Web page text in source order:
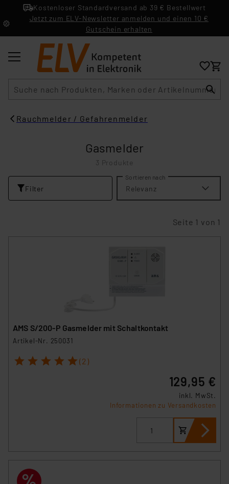
Kostenloser Standardversand ab 39 € Bestellwert
Jetzt zum ELV-Newsletter anmelden und einen 10 €
Gutschein erhalten
Rauchmelder / Gefahrenmelder
Gasmelder
3 Produkte
Filter
Sortieren nach
Relevanz
Seite 1 von 1
AMS S/200-P Gasmelder mit Schaltkontakt
Artikel-Nr. 250031
1 2 3 4 5 (2)
129,95 €
inkl. MwSt.
Informationen zu Versandkosten